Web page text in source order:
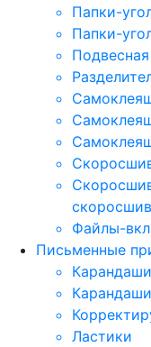
Папки-
Папки-
Файлы-
Письменные
Карандаши
Ластики